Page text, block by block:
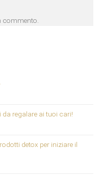
commento.
da regalare ai tuoi cari!
detox per iniziare il